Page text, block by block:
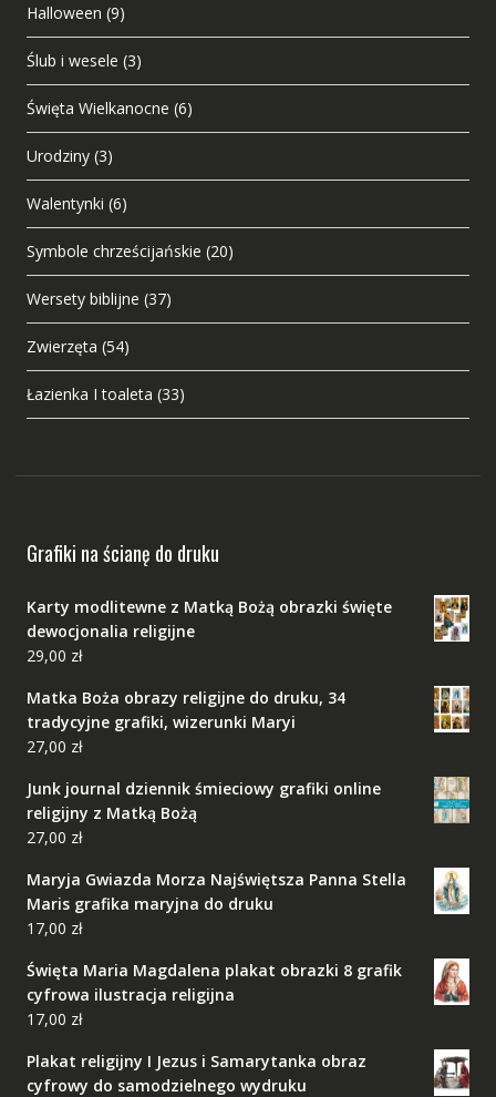
Halloween (9)
Ślub i wesele (3)
Święta Wielkanocne (6)
Urodziny (3)
Walentynki (6)
Symbole chrześcijańskie (20)
Wersety biblijne (37)
Zwierzęta (54)
Łazienka I toaleta (33)
Grafiki na ścianę do druku
Karty modlitewne z Matką Bożą obrazki święte
dewocjonalia religijne
29,00 zł
Matka Boża obrazy religijne do druku, 34
tradycyjne grafiki, wizerunki Maryi
27,00 zł
Junk journal dziennik śmieciowy grafiki online
religijny z Matką Bożą
27,00 zł
Maryja Gwiazda Morza Najświętsza Panna Stella
Maris grafika maryjna do druku
17,00 zł
Święta Maria Magdalena plakat obrazki 8 grafik
cyfrowa ilustracja religijna
17,00 zł
Plakat religijny I Jezus i Samarytanka obraz
cyfrowy do samodzielnego wydruku